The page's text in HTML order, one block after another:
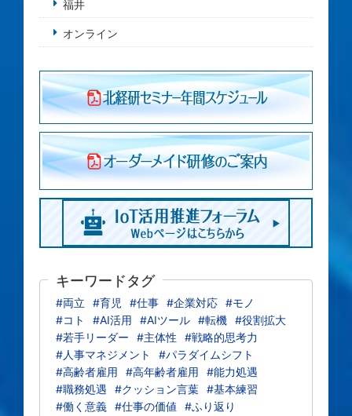
福井
オンライン
キーワードタグ
#両立 #育児 #仕事 #企業対応 #モノ
#コト
#AI活用 #AIツール #転機 #役割拡大
#若手リーダー
#主体性
#戦略的思考力
#人事マネジメント
#パラダイムシフト
#高齢者雇用
#高年齢者雇用
#能力処遇
#職務処遇
#クッション言葉 #基本練習
#働く意義 #仕事の価値
#ふり返り